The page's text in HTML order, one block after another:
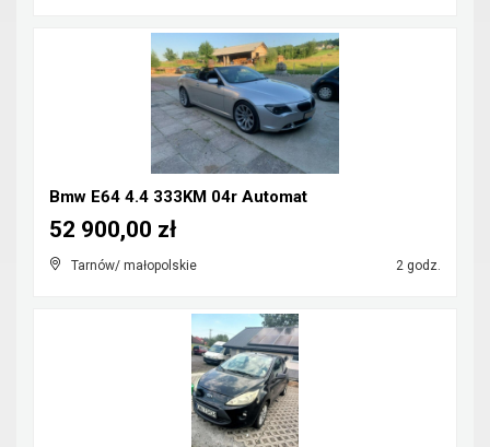
Bmw E64 4.4 333KM 04r Automat
Tarnów/ małopolskie 2 godz.
52 900,00 zł